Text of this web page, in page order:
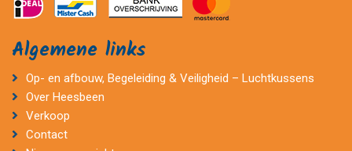
Algemene links
Op- en afbouw, Begeleiding & Veiligheid – Luchtkussens
Over Heesbeen
Verkoop
Contact